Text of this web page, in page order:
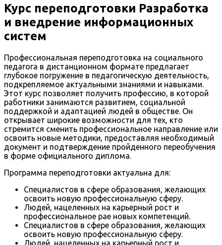
Курс переподготовки Разработка
и внедрение информационных
систем
Профессиональная переподготовка на социального
педагога в дистанционном формате предлагает
глубокое погружение в педагогическую деятельность,
подкрепляемое актуальными знаниями и навыками.
Этот курс позволяет получить профессию, в которой
работники занимаются развитием, социальной
поддержкой и адаптацией людей в обществе. Он
открывает широкие возможности для тех, кто
стремится сменить профессиональное направление или
освоить новые методики, предоставляя необходимый
документ и подтверждение пройденного переобучения
в форме официального диплома.
Программа переподготовки актуальна для:
Специалистов в сфере образования, желающих
освоить новую профессиональную сферу.
Людей, нацеленных на карьерный рост и
профессиональное рае новых компетенций.
Специалистов в сфере образования, желающих
освоить новую профессиональную сферу.
Людей, нацеленных на карьерный рост и